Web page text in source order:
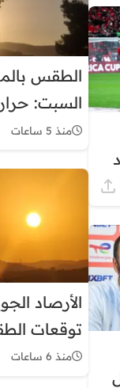
الطقس
السبت:
45 درجة وزخات رعديةمنذ 5 ساعات
الأرصاد
توقعات
المقبلة
منذ 6 ساعات